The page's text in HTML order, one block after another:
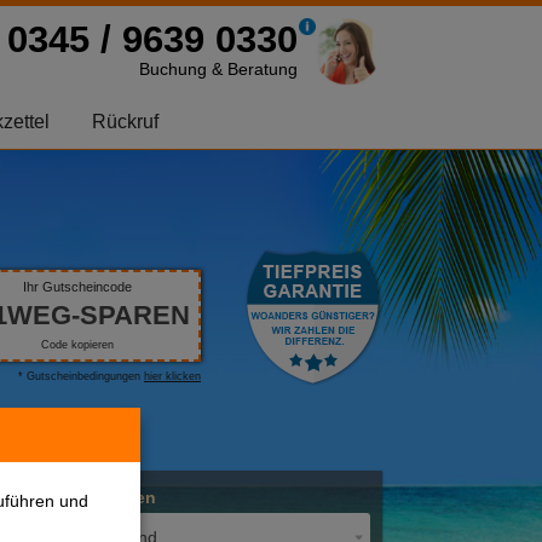
und
0345 / 9639 0330
Buchung & Beratung
Rückruf
Ihr Gutscheincode
SPAREN
Code kopieren
* Gutscheinbedingungen hier klicken
Abflughafen
Deutschland